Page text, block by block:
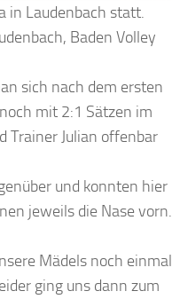
in Laudenbach statt.
Baden Volley
sich nach dem ersten
mit 2:1 Sätzen im
Trainer Julian offenbar
und konnten hier
jeweils die Nase vorn.
Mädels noch einmal
ging uns dann zum